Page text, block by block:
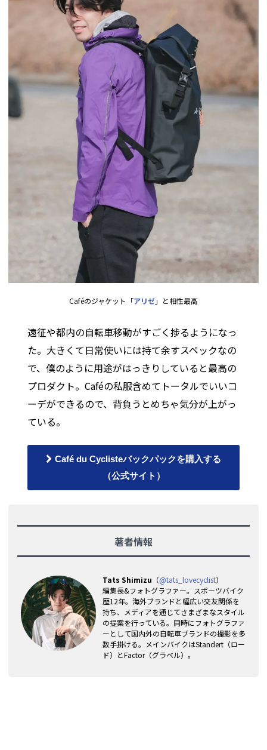
Caféのジャケット「アリゼ」と相性最高
遠征や都内の自転車移動がすごく捗るようになっ
た。大きくて日常使いには持て余すスペックなの
で、僕のように用途がはっきりしていると最高の
プロダクト。Caféの私服含めてトータルでいいコ
ーデができるので、背負うとめちゃ気分が上がっ
ている。
Café du Cyclisteバックパックを購入する
（公式サイト）
著者情報
Tats Shimizu （@tats_lovecyclist）
編集長&フォトグラファー。スポーツバイク
歴12年。海外ブランドと幅広い交友関係を
持ち、メディアを通じてさまざまなスタイル
の提案を行っている。同時にフォトグラファ
ーとして国内外の自転車ブランドの撮影を多
数手掛ける。メインバイクはStandert（ロー
ド）とFactor（グラベル）。